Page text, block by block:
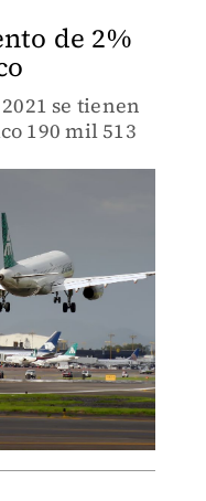
de 2%
se tienen
190 mil 513